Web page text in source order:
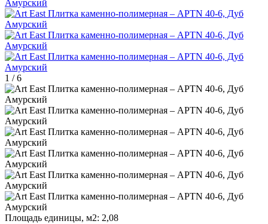
1 /6
Площадь единицы, м2: 2,08